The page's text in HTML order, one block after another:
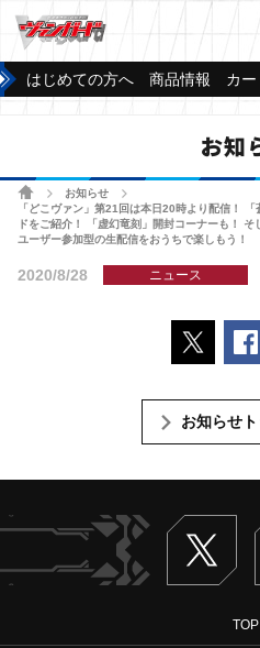
はじめての方へ 商品情報 カー
お知
ホームお知らせ
「どこヴァン」第21回は本日20時より配信！
ドをご紹介！ 「虚幻竜刻」開封コーナーも！
ユーザー参加型の生配信をおうちで楽しもう！
2020/8/28 ニュース
ポス
お知らせ
TOP